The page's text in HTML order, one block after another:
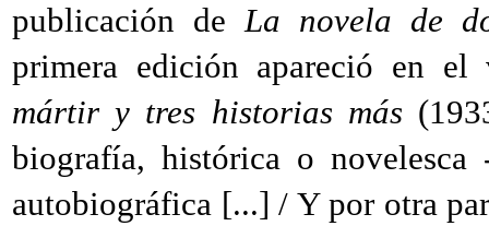
publicación deLa novela de
primera edición apareció en
mártir y tres historias más
biografía, histórica o
autobiográfica [...] / Y por otra